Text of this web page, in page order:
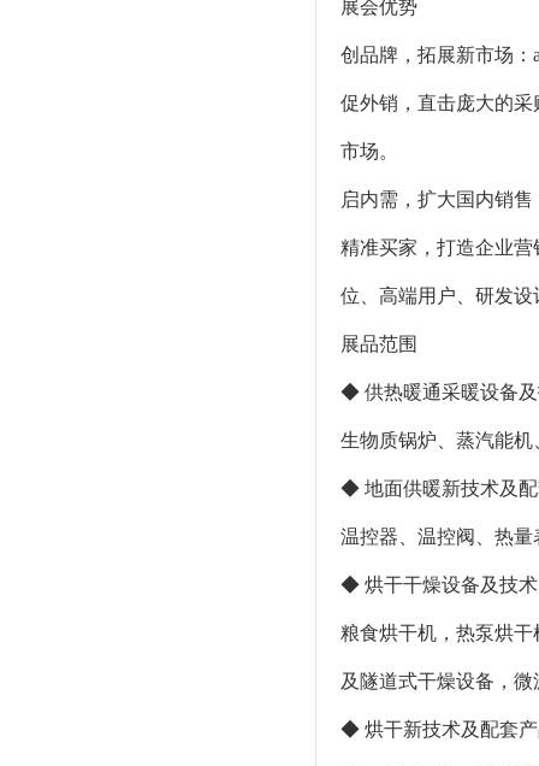
展会优势
创品牌，拓展新市场：
促外销，直击庞大的采
市场。
启内需，扩大国内销
精准买家，打造企业
位、高端用户、研发
展品范围
◆ 供热暖通采暖设备及
生物质锅炉、蒸汽能
◆ 地面供暖新技术及配
温控器、温控阀、热
◆ 烘干干燥设备及技术
粮食烘干机，热泵烘
及隧道式干燥设备，
◆ 烘干新技术及配套产